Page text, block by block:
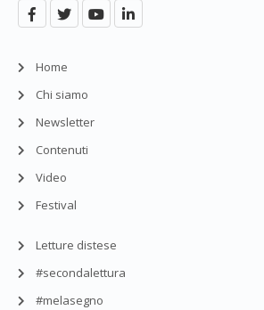
Home
Chi siamo
Newsletter
Contenuti
Video
Festival
Letture distese
#secondalettura
#melasegno